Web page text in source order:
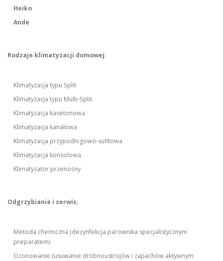
Heiko
Ande
Rodzaje klimatyzacji domowej:
Klimatyzacja typu Split
Klimatyzacja typu Multi-Split
Klimatyzacja kasetonowa
Klimatyzacja kanałowa
Klimatyzacja przypodłogowo-sufitowa
Klimatyzacja konsolowa
Klimatyzator przenośny
Odgrzybianie i serwis:
Metoda chemiczna (dezynfekcja parownika specjalistycznym
preparatem)
Ozonowanie (usuwanie drobnoustrojów i zapachów aktywnym